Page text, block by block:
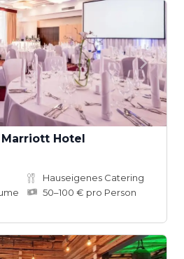
Hotel
Hauseigenes Catering
50–100 € pro Person